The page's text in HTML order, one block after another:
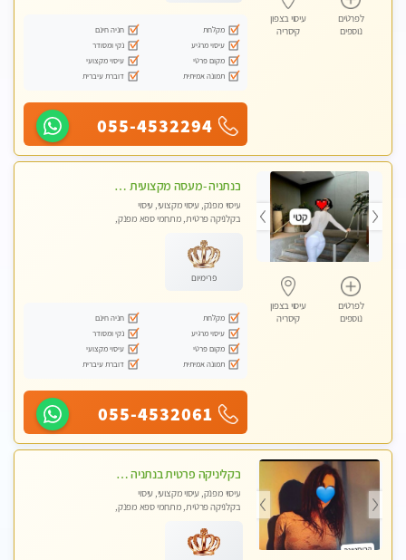
לפרטים
נוספים
עיסוי בצפון
קיסריה
מקלחת
חניה חינם
עיסוי מרגיע
נקי ומסודר
מקום פרטי
עיסוי מקצועי
תמונה אמיתית
דוברת עיברית
055-4532294
לפרטים
נוספים
עיסוי בצפון
קיסריה
בנתניה -מעסה מקצועית איכותית עיסוי מפנק ברמה אחרת !!!
עיסוי מפנק, עיסוי מקצועי, עיסוי
בקלניקה פרטית, מתחמי ספא מפנק,
פרימיום
מקלחת
חניה חינם
עיסוי מרגיע
נקי ומסודר
מקום פרטי
עיסוי מקצועי
תמונה אמיתית
דוברת עיברית
055-4532061
בקליניקה פרטית בנתניה עיסוי לחידוש אנרגיות עיסוי חלומי מומלץ מאוד ללא מין! highly recommended new in the city
עיסוי מפנק, עיסוי מקצועי, עיסוי
בקלניקה פרטית, מתחמי ספא מפנק,